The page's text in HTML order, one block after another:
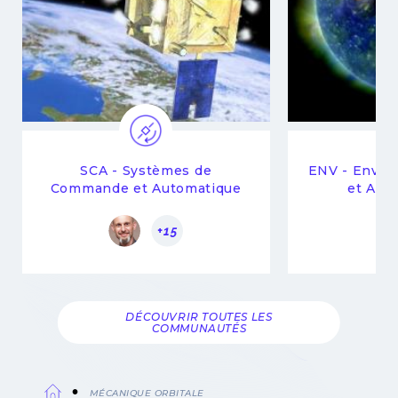
SCA - Systèmes de
Commande et Automatique
+15
ENV -
et
DÉCOUVRIR TOUTES LES
COMMUNAUTÉS
MÉCANIQUE ORBITALE